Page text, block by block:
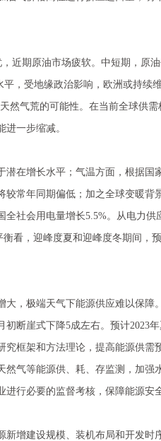
期原油市场疲软。中短期，原
，受地缘政治影响，欧洲或持续
然气荒的可能性。在当前全球供
一步缩减。
在增长水平；气温方面，根据国
较常年同期偏低；加之全球变暖背
社会用电量增长5.5%。从电力供
看，迎峰度夏和迎峰度冬期间，
，极端天气下能源供应难以保障
断崖式下降5成左右。预计2023
框架和方法理论，提高能源供需
气等能源供、耗、存监测，加强
行必要的监督考核，保障能源安
增建设规模、装机布局和开发时